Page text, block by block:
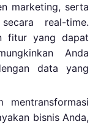
marketing, serta
real-time.
fitur yang dapat
Anda
data yang
mentransformasi
bisnis Anda,